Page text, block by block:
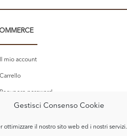
Gestisci Consenso Cookie
ottimizzare il nostro sito web ed i nostri servizi.
Il mio account
Carrello
Recupero password
Termini e Condizioni